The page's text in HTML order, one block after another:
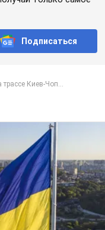
Подписаться
трассе Киев-Чоп...